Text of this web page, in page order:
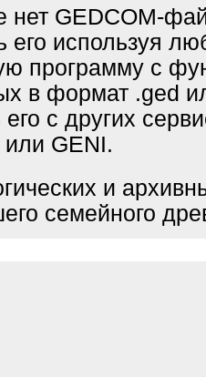
нет GEDCOM-
его используя
программу с
в формат .ged
с других
GENI.
и
семейного